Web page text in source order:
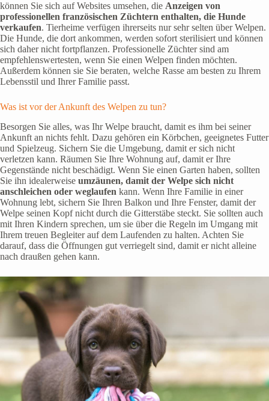
können Sie sich auf Websites umsehen, die Anzeigen von
professionellen französischen Züchtern enthalten, die Hunde
verkaufen. Tierheime verfügen ihrerseits nur sehr selten über Welpen.
Die Hunde, die dort ankommen, werden sofort sterilisiert und können
sich daher nicht fortpflanzen. Professionelle Züchter sind am
empfehlenswertesten, wenn Sie einen Welpen finden möchten.
Außerdem können sie Sie beraten, welche Rasse am besten zu Ihrem
Lebensstil und Ihrer Familie passt.
Was ist vor der Ankunft des Welpen zu tun?
Besorgen Sie alles, was Ihr Welpe braucht, damit es ihm bei seiner
Ankunft an nichts fehlt. Dazu gehören ein Körbchen, geeignetes Futter
und Spielzeug. Sichern Sie die Umgebung, damit er sich nicht
verletzen kann. Räumen Sie Ihre Wohnung auf, damit er Ihre
Gegenstände nicht beschädigt. Wenn Sie einen Garten haben, sollten
Sie ihn idealerweise umzäunen, damit der Welpe sich nicht
anschleichen oder weglaufen kann. Wenn Ihre Familie in einer
Wohnung lebt, sichern Sie Ihren Balkon und Ihre Fenster, damit der
Welpe seinen Kopf nicht durch die Gitterstäbe steckt. Sie sollten auch
mit Ihren Kindern sprechen, um sie über die Regeln im Umgang mit
Ihrem treuen Begleiter auf dem Laufenden zu halten. Achten Sie
darauf, dass die Öffnungen gut verriegelt sind, damit er nicht alleine
nach draußen gehen kann.